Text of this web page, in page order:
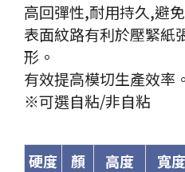
高回彈性,耐用持久,避
表面紋路有利於壓緊紙
形。
有效提高模切生產效率。
※可選自粘/非自粘
硬度
顏
高度
寬度